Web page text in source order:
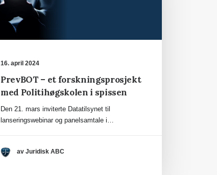
16. april 2024
PrevBOT – et forskningsprosjekt
med Politihøgskolen i spissen
Den 21. mars inviterte Datatilsynet til
lanseringswebinar og panelsamtale i…
av Juridisk ABC